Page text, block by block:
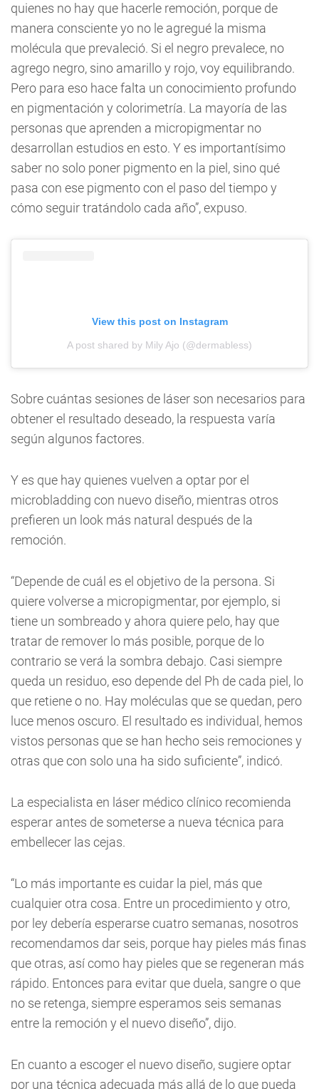
quienes no hay que hacerle remoción, porque de
manera consciente yo no le agregué la misma
molécula que prevaleció. Si el negro prevalece, no
agrego negro, sino amarillo y rojo, voy equilibrando.
Pero para eso hace falta un conocimiento profundo
en pigmentación y colorimetría. La mayoría de las
personas que aprenden a micropigmentar no
desarrollan estudios en esto. Y es importantísimo
saber no solo poner pigmento en la piel, sino qué
pasa con ese pigmento con el paso del tiempo y
cómo seguir tratándolo cada año”, expuso.
View this post on Instagram
A post shared by Mily Ajo (@dermabless)
Sobre cuántas sesiones de láser son necesarios para
obtener el resultado deseado, la respuesta varía
según algunos factores.
Y es que hay quienes vuelven a optar por el
microbladding con nuevo diseño, mientras otros
prefieren un look más natural después de la
remoción.
“Depende de cuál es el objetivo de la persona. Si
quiere volverse a micropigmentar, por ejemplo, si
tiene un sombreado y ahora quiere pelo, hay que
tratar de remover lo más posible, porque de lo
contrario se verá la sombra debajo. Casi siempre
queda un residuo, eso depende del Ph de cada piel, lo
que retiene o no. Hay moléculas que se quedan, pero
luce menos oscuro. El resultado es individual, hemos
vistos personas que se han hecho seis remociones y
otras que con solo una ha sido suficiente”, indicó.
La especialista en láser médico clínico recomienda
esperar antes de someterse a nueva técnica para
embellecer las cejas.
“Lo más importante es cuidar la piel, más que
cualquier otra cosa. Entre un procedimiento y otro,
por ley debería esperarse cuatro semanas, nosotros
recomendamos dar seis, porque hay pieles más finas
que otras, así como hay pieles que se regeneran más
rápido. Entonces para evitar que duela, sangre o que
no se retenga, siempre esperamos seis semanas
entre la remoción y el nuevo diseño”, dijo.
En cuanto a escoger el nuevo diseño, sugiere optar
por una técnica adecuada más allá de lo que pueda